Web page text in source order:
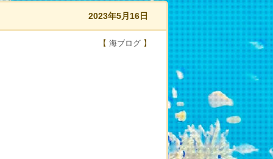
2023年5月16日
【 海ブログ 】